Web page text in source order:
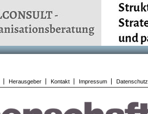
Herausgeber Kontakt Impressum Datenschutz